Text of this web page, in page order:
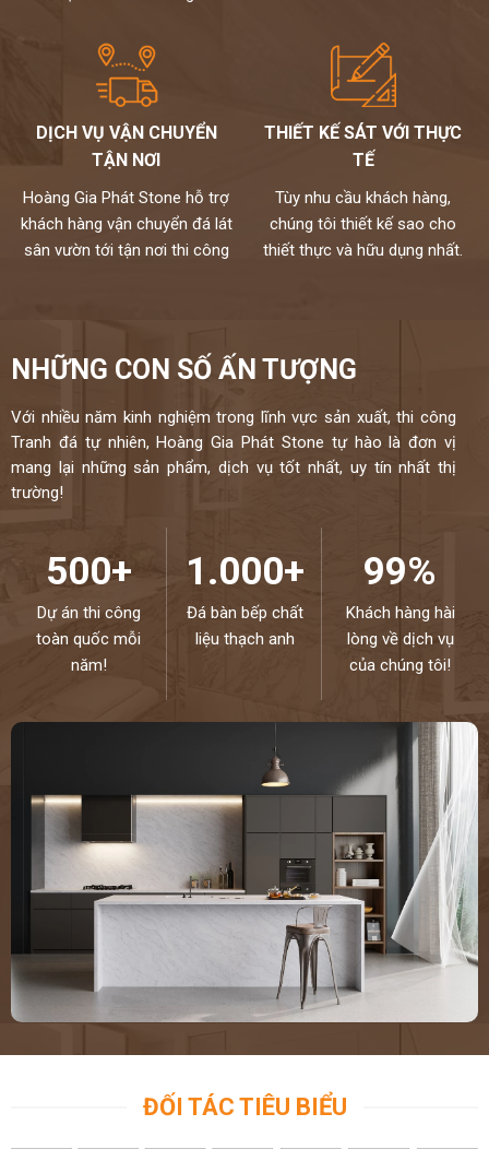
Chúng tôi không bán lẻ đá tấm chỉ nhận gia công chế tác và lắp đặt
theo yêu cầu cho khách hàng nên không phải qua trung gian
Chất lượng,thi công chuyên nghiệp,đội ngũ thợ tay nghề cao đã
được tuyển chọn.
Đặc biệt sản phẩm được bảo hành đến 18 năm chống ố,chống
ngấm..quý khách sẽ được bảo dưỡng định kỳ 6 tháng một lần và khi
có vấn đề gì sẽ có bộ phận kỹ thuật đến xử lí cho khách hàng trong
vòng 24h,tất cả thành phẩm của chúng tôi sẽ được lưu bảo hành
trên máy tính,chúng tôi sẽ luôn đồng hành cùng khách hàng.
NIỀM TIN CỦA KHÁCH LÀ HẠNH PHÚC CỦA CHÚNG TÔI - HÂN
HẠNH
ĐƯỢC PHỤC VỤ QUÝ KHÁCH – HOTLINE:
0972101656 -
0946916986
DỊCH VỤ VẬN CHUYỂN
TẬN NƠI
Hoàng Gia Phát Stone hỗ trợ
khách hàng vận chuyển đá lát
sân vườn tới tận nơi thi công
THIẾT KẾ SÁT VỚI THỰC
TẾ
Tùy nhu cầu khách hàng,
chúng tôi thiết kế sao cho
thiết thực và hữu dụng nhất.
NHỮNG CON SỐ ẤN TƯỢNG
Với nhiều năm kinh nghiệm trong lĩnh vực sản xuất, thi công
Tranh đá tự nhiên, Hoàng Gia Phát Stone tự hào là đơn vị
mang lại những sản phẩm, dịch vụ tốt nhất, uy tín nhất thị
trường!
500+
Dự án thi công
toàn quốc mỗi
năm!
1.000+
Đá bàn bếp chất
liệu thạch anh
99%
Khách hàng hài
lòng về dịch vụ
của chúng tôi!
ĐỐI TÁC TIÊU BIỂU